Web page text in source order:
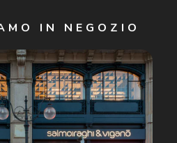
di avere più di 16 anni e
miei Dati Personali da parte di
l'invio di offerte speciali, novità
pubblicitario (consultare
ulteriori informazioni).
IN NEGOZIO